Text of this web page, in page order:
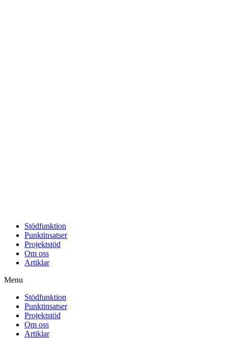
Stödfunktion
Punktinsatser
Projektstöd
Om oss
Artiklar
Menu
Stödfunktion
Punktinsatser
Projektstöd
Om oss
Artiklar